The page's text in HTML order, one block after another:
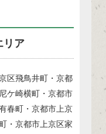
リア
区飛鳥井町・京都
ケ崎横町・京都市
春町・京都市上京
・京都市上京区家